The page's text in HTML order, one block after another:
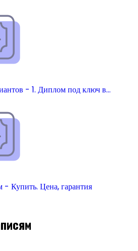
- 1. Диплом под ключ в…
- Купить. Цена, гарантия